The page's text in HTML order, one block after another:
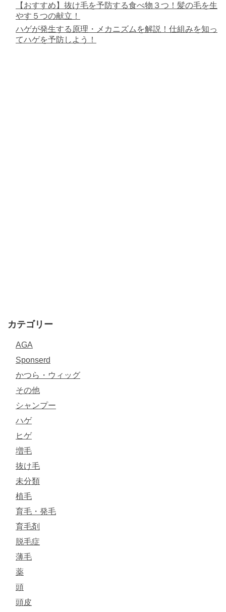
【おすすめ】抜け毛を予防する食べ物３つ！髪の毛を生
やす５つの献立！
ハゲが発生する原理・メカニズムを解説！仕組みを知っ
てハゲを予防しよう！
カテゴリー
AGA
Sponserd
かつら・ウィッグ
その他
シャンプー
ハゲ
ヒゲ
増毛
抜け毛
未分類
植毛
育毛・発毛
育毛剤
脱毛症
薄毛
薬
頭
頭皮